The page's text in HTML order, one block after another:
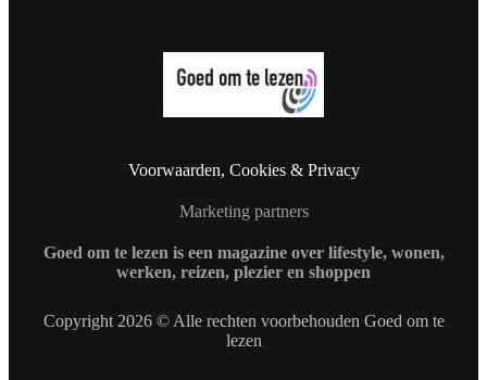
Voorwaarden, Cookies & Privacy
Marketing partners
Goed om te lezen is een magazine over lifestyle, wonen,
werken, reizen, plezier en shoppen
Copyright 2026 © Alle rechten voorbehouden Goed om te
lezen